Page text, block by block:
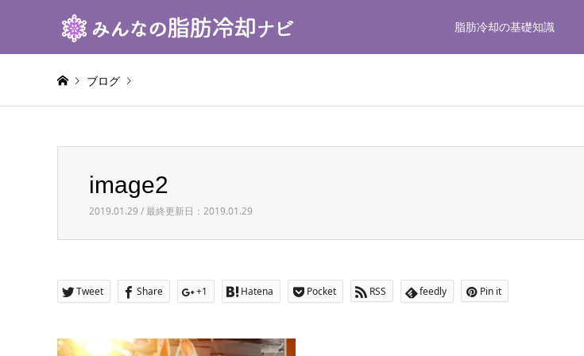
脂肪冷却の基礎知識
ブログ
image2
2019.01.29 / 最終更新日：2019.01.29
Tweet Share +1 Hatena Pocket RSS feedly Pin it